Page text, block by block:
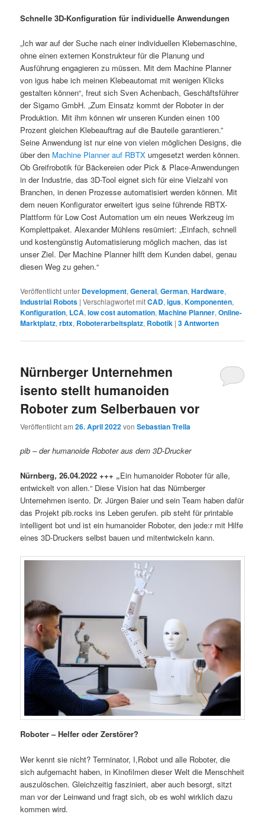
Schnelle 3D-Konfiguration für individuelle Anwendungen
„Ich war auf der Suche nach einer individuellen Klebemaschine,
ohne einen externen Konstrukteur für die Planung und
Ausführung engagieren zu müssen. Mit dem Machine Planner
von igus habe ich meinen Klebeautomat mit wenigen Klicks
gestalten können“, freut sich Sven Achenbach, Geschäftsführer
der Sigamo GmbH. „Zum Einsatz kommt der Roboter in der
Produktion. Mit ihm können wir unseren Kunden einen 100
Prozent gleichen Klebeauftrag auf die Bauteile garantieren.”
Seine Anwendung ist nur eine von vielen möglichen Designs, die
über den Machine Planner auf RBTX umgesetzt werden können.
Ob Greifrobotik für Bäckereien oder Pick & Place-Anwendungen
in der Industrie, das 3D-Tool eignet sich für eine Vielzahl von
Branchen, in denen Prozesse automatisiert werden können. Mit
dem neuen Konfigurator erweitert igus seine führende RBTX-
Plattform für Low Cost Automation um ein neues Werkzeug im
Komplettpaket. Alexander Mühlens resümiert: „Einfach, schnell
und kostengünstig Automatisierung möglich machen, das ist
unser Ziel. Der Machine Planner hilft dem Kunden dabei, genau
diesen Weg zu gehen.“
Veröffentlicht unter Development,General,German,Hardware,
Industrial Robots |Verschlagwortet mitCAD,igus,Komponenten,
Konfiguration, LCA,low cost automation,Machine Planner,Online-
Marktplatz,rbtx, Roboterarbeitsplatz, Robotik |3Antworten
Nürnberger Unternehmen
isento stellt humanoiden
Roboter zum Selberbauen vor
Veröffentlicht am26. April 2022vonSebastian Trella
pib – der humanoide Roboter aus dem 3D-Drucker
Nürnberg, 26.04.2022 +++ „Ein humanoider Roboter für alle,
entwickelt von allen.“ Diese Vision hat das Nürnberger
Unternehmen isento. Dr. Jürgen Baier und sein Team haben dafür
das Projekt pib.rocks ins Leben gerufen. pib steht für printable
intelligent bot und ist ein humanoider Roboter, den jede:r mit Hilfe
eines 3D-Druckers selbst bauen und mitentwickeln kann.
Roboter – Helfer oder Zerstörer?
Wer kennt sie nicht? Terminator, I,Robot und alle Roboter, die
sich aufgemacht haben, in Kinofilmen dieser Welt die Menschheit
auszulöschen. Gleichzeitig fasziniert, aber auch besorgt, sitzt
man vor der Leinwand und fragt sich, ob es wohl wirklich dazu
kommen wird.